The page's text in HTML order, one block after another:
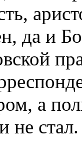
да и
а
не стал.